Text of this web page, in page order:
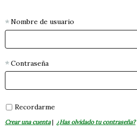
Nombre de usuario
Contraseña
Recordarme
Crear una cuenta| ¿Has olvidado tu contraseña?